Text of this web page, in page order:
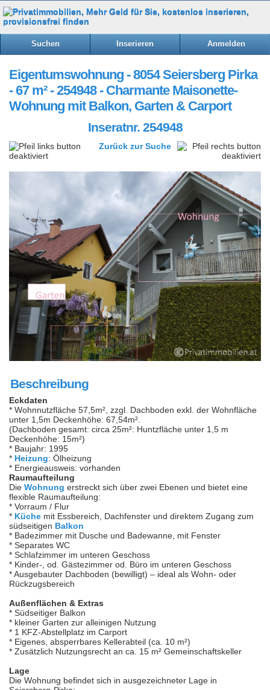
Suchen Inserieren Anmelden
Eigentumswohnung - 8054 Seiersberg Pirka
- 67 m² - 254948 - Charmante Maisonette-
Wohnung mit Balkon, Garten & Carport
Inseratnr. 254948
Zurück zur Suche
Beschreibung
Eckdaten
* Wohnnutzfläche 57,5m², zzgl. Dachboden exkl. der Wohnfläche
unter 1,5m Deckenhöhe: 67,54m².
(Dachboden gesamt: circa 25m²: Huntzfläche unter 1,5 m
Deckenhöhe: 15m²)
* Baujahr: 1995
* Heizung: Ölheizung
* Energieausweis: vorhanden
Raumaufteilung
Die Wohnung erstreckt sich über zwei Ebenen und bietet eine
flexible Raumaufteilung:
* Vorraum / Flur
* Küche mit Essbereich, Dachfenster und direktem Zugang zum
südseitigen Balkon
* Badezimmer mit Dusche und Badewanne, mit Fenster
* Separates WC
* Schlafzimmer im unteren Geschoss
* Kinder-, od. Gästezimmer od. Büro im unteren Geschoss
* Ausgebauter Dachboden (bewilligt) – ideal als Wohn- oder
Rückzugsbereich
Außenflächen & Extras
* Südseitiger Balkon
* kleiner Garten zur alleinigen Nutzung
* 1 KFZ-Abstellplatz im Carport
* Eigenes, absperrbares Kellerabteil (ca. 10 m²)
* Zusätzlich Nutzungsrecht an ca. 15 m² Gemeinschaftskeller
Lage
Die Wohnung befindet sich in ausgezeichneter Lage in